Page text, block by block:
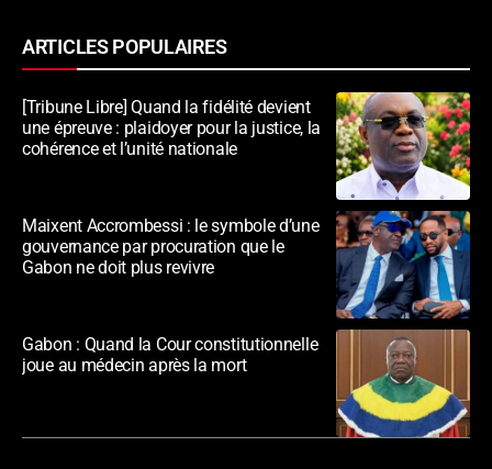
ARTICLES POPULAIRES
[Tribune Libre] Quand la fidélité devient
une épreuve : plaidoyer pour la justice, la
cohérence et l’unité nationale
Maixent Accrombessi : le symbole d’une
gouvernance par procuration que le
Gabon ne doit plus revivre
Gabon : Quand la Cour constitutionnelle
joue au médecin après la mort